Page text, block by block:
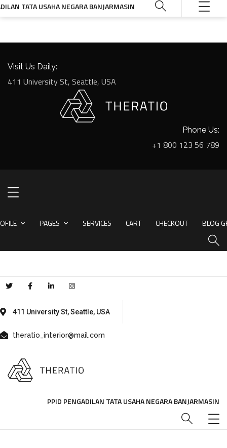
TATA USAHA NEGARA BANJARMASIN
Visit Us Daily:
411 University St, Seattle, USA
Phone Us:
+1 800 123 56 789
PAGES SERVICES CART CHECKOUT BLOG
411 University St, Seattle, USA
theratio_interior@mail.com
PPID PENGADILAN TATA USAHA NEGARA BANJARMASIN